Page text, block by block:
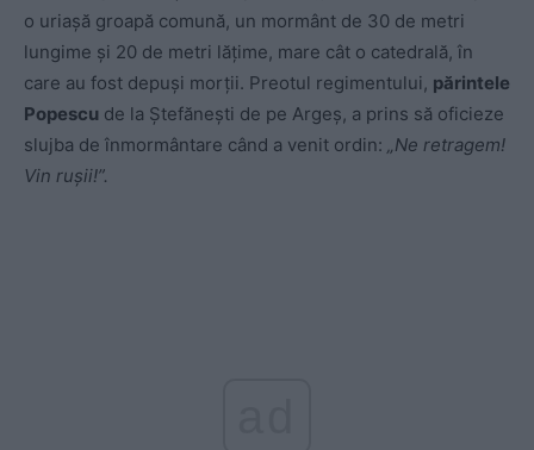
o uriaşă groapă comună, un mormânt de 30 de metri
lungime şi 20 de metri lăţime, mare cât o catedrală, în
care au fost depuşi morţii. Preotul regimentului, părintele
Popescu de la Ştefăneşti de pe Argeş, a prins să oficieze
slujba de înmormântare când a venit ordin: „Ne retragem!
Vin ruşii!”.